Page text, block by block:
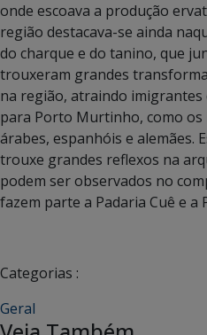
onde escoava a produção
região destacava-se ainda
do charque e do tanino, que
trouxeram grandes
na região, atraindo imigrantes
para Porto Murtinho, como
árabes, espanhóis e alemães.
trouxe grandes reflexos na
podem ser observados no
fazem parte a Padaria Cuê e a
Categorias :
Geral